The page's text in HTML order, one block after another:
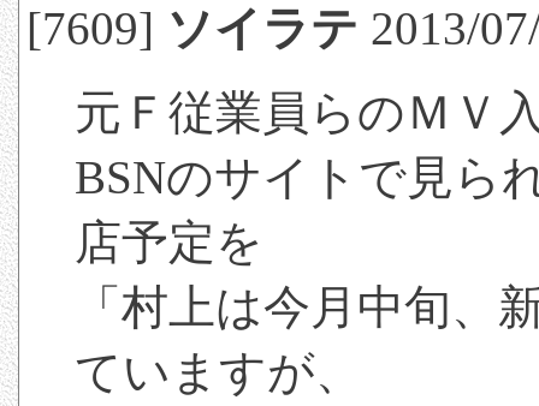
[7609] ソイラテ 2013/
元Ｆ従業員らのＭＶ
BSNのサイトで見ら
店予定を
「村上は今月中旬、
ていますが、